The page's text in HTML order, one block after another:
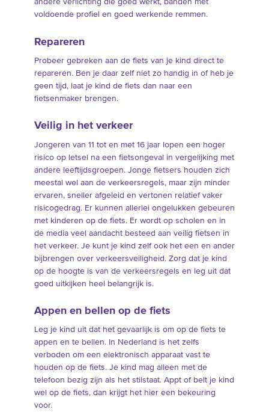
andere verlichting die goed werkt, banden met
voldoende profiel en goed werkende remmen.
Repareren
Probeer gebreken aan de fiets van je kind direct te
repareren. Ben je daar zelf niet zo handig in of heb je
geen tijd, laat je kind de fiets dan naar een
fietsenmaker brengen.
Veilig in het verkeer
Jongeren van 11 tot en met 16 jaar lopen een hoger
risico op letsel na een fietsongeval in vergelijking met
andere leeftijdsgroepen. Jonge fietsers houden zich
meestal wel aan de verkeersregels, maar zijn minder
ervaren, sneller afgeleid en vertonen relatief vaker
risicogedrag. Er kunnen allerlei ongelukken gebeuren
met kinderen op de fiets. Er wordt op scholen en in
de media veel aandacht besteed aan veilig fietsen in
het verkeer. Je kunt je kind zelf ook het een en ander
bijbrengen over verkeersveiligheid. Zorg dat je kind
op de hoogte is van de verkeersregels en leg uit dat
goed uitkijken heel belangrijk is.
Appen en bellen op de fiets
Leg je kind uit dat het gevaarlijk is om op de fiets te
appen en te bellen. In Nederland is het zelfs
verboden om een elektronisch apparaat vast te
houden op de fiets. Je kind mag alleen met de
telefoon bezig zijn als het stilstaat. Appt of belt je kind
wel op de fiets, dan krijgt het hier een bekeuring
voor.